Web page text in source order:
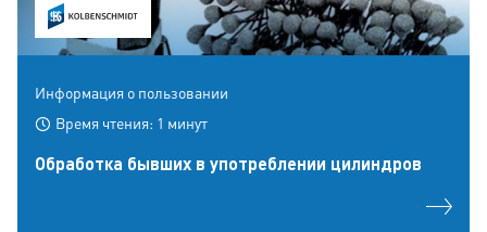
Информация о пользовании
Время чтения: 1 минут
Обработка бывших в употреблении цилиндров